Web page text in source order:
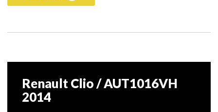
Renault Clio / AUT1016VH
2014